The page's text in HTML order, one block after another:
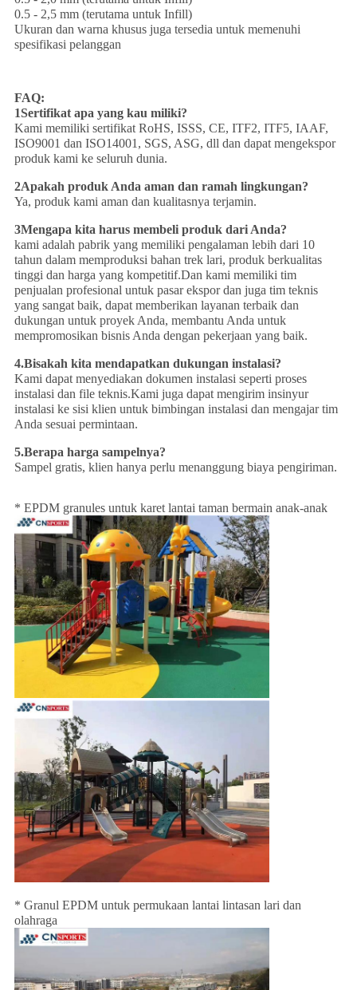
0.5 - 2,5 mm (terutama untuk Infill)
Ukuran dan warna khusus juga tersedia untuk memenuhi
spesifikasi pelanggan
FAQ:
1Sertifikat apa yang kau miliki?
Kami memiliki sertifikat RoHS, ISSS, CE, ITF2, ITF5, IAAF,
ISO9001 dan ISO14001, SGS, ASG, dll dan dapat mengekspor
produk kami ke seluruh dunia.
2Apakah produk Anda aman dan ramah lingkungan?
Ya, produk kami aman dan kualitasnya terjamin.
3Mengapa kita harus membeli produk dari Anda?
kami adalah pabrik yang memiliki pengalaman lebih dari 10
tahun dalam memproduksi bahan trek lari, produk berkualitas
tinggi dan harga yang kompetitif.Dan kami memiliki tim
penjualan profesional untuk pasar ekspor dan juga tim teknis
yang sangat baik, dapat memberikan layanan terbaik dan
dukungan untuk proyek Anda, membantu Anda untuk
mempromosikan bisnis Anda dengan pekerjaan yang baik.
4.Bisakah kita mendapatkan dukungan instalasi?
Kami dapat menyediakan dokumen instalasi seperti proses
instalasi dan file teknis.Kami juga dapat mengirim insinyur
instalasi ke sisi klien untuk bimbingan instalasi dan mengajar tim
Anda sesuai permintaan.
5.Berapa harga sampelnya?
Sampel gratis, klien hanya perlu menanggung biaya pengiriman.
* EPDM granules untuk karet lantai taman bermain anak-anak
* Granul EPDM untuk permukaan lantai lintasan lari dan
olahraga